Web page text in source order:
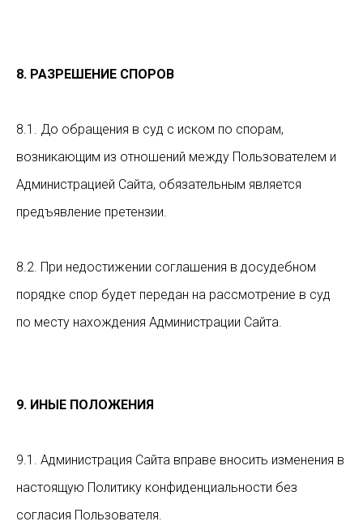
8. РАЗРЕШЕНИЕ СПОРОВ
8.1. До обращения в суд с иском по спорам,
возникающим из отношений между Пользователем и
Администрацией Сайта, обязательным является
предъявление претензии.
8.2. При недостижении соглашения в досудебном
порядке спор будет передан на рассмотрение в суд
по месту нахождения Администрации Сайта.
9. ИНЫЕ ПОЛОЖЕНИЯ
9.1. Администрация Сайта вправе вносить изменения в
настоящую Политику конфиденциальности без
согласия Пользователя.